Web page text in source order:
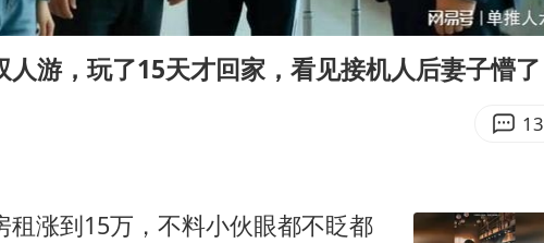
足三连胜晋级明日之星半决赛
篮70-67险胜尼日利亚女篮
储板块集体大跌
11:38
人游，玩了15天才回家，看见接机人后妻子懵了
13
租涨到15万，不料小伙眼都不眨都